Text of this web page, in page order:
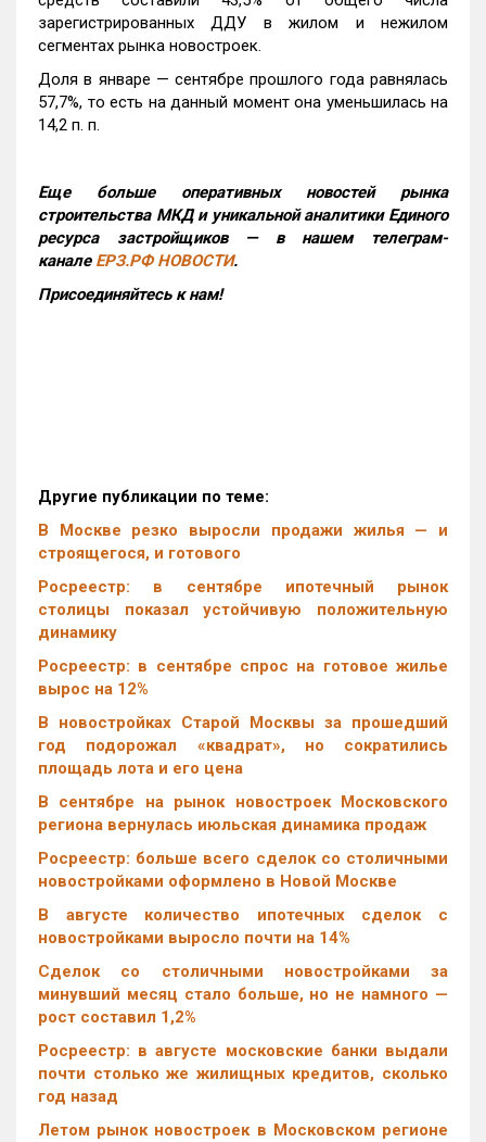
зарегистрированных ДДУ в жилом и нежилом
сегментах рынка новостроек.
Доля в январе — сентябре прошлого года равнялась
57,7%, то есть на данный момент она уменьшилась на
14,2 п. п.
Еще больше оперативных новостей рынка
строительства МКД и уникальной аналитики Единого
ресурса застройщиков — в нашем телеграм-
канале ЕРЗ.РФ НОВОСТИ.
Присоединяйтесь к нам!
Другие публикации по теме:
В Москве резко выросли продажи жилья — и
строящегося, и готового
Росреестр: в сентябре ипотечный рынок
столицы показал устойчивую положительную
динамику
Росреестр: в сентябре спрос на готовое жилье
вырос на 12%
В новостройках Старой Москвы за прошедший
год подорожал «квадрат», но сократились
площадь лота и его цена
В сентябре на рынок новостроек Московского
региона вернулась июльская динамика продаж
Росреестр: больше всего сделок со столичными
новостройками оформлено в Новой Москве
В августе количество ипотечных сделок с
новостройками выросло почти на 14%
Cделок со столичными новостройками за
минувший месяц стало больше, но не намного —
рост составил 1,2%
Росреестр: в августе московские банки выдали
почти столько же жилищных кредитов, сколько
год назад
Летом рынок новостроек в Московском регионе